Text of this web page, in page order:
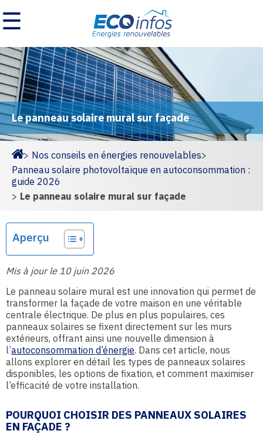
☰
Le panneau solaire mural sur façade
Homepage
> Nos conseils en énergies renouvelables>
Panneau solaire photovoltaïque en autoconsommation :
guide 2026
> Le panneau solaire mural sur façade
Aperçu
Mis à jour le 10 juin 2026
Le panneau solaire mural est une innovation qui permet de
transformer la façade de votre maison en une véritable
centrale électrique. De plus en plus populaires, ces
panneaux solaires se fixent directement sur les murs
extérieurs, offrant ainsi une nouvelle dimension à
l’autoconsommation d’énergie. Dans cet article, nous
allons explorer en détail les types de panneaux solaires
disponibles, les options de fixation, et comment maximiser
l’efficacité de votre installation.
POURQUOI CHOISIR DES PANNEAUX SOLAIRES
EN FAÇADE ?